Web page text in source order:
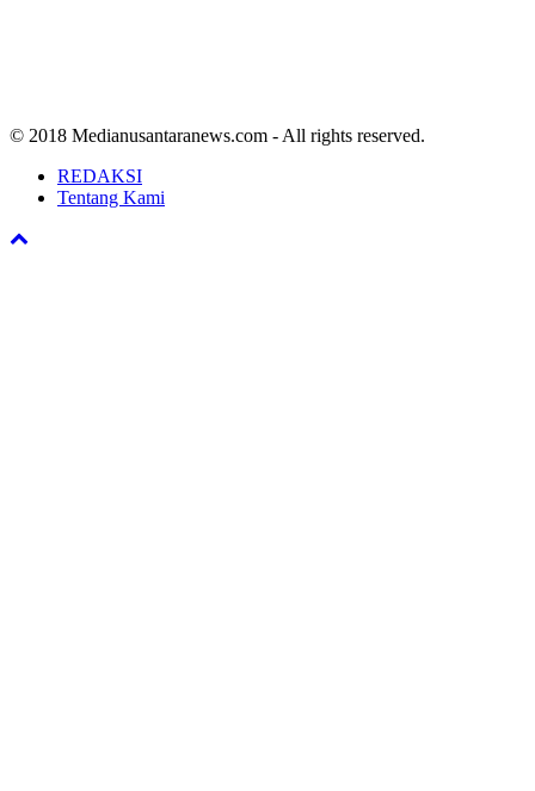
© 2018 Medianusantaranews.com - All rights reserved.
REDAKSI
Tentang Kami